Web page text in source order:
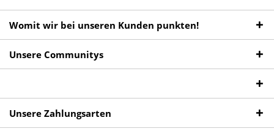
Womit wir bei unseren Kunden punkten!
Unsere Communitys
Unsere Zahlungsarten